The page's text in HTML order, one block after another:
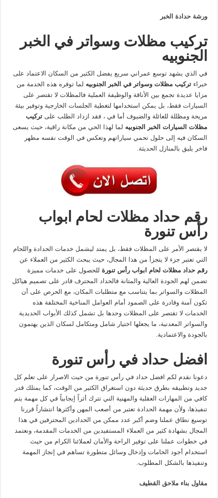
ورشة حدادة الخبر
تركيب مظلات وسواتر في الخبر
الجنوبيه
في الذي يشهد توسع عمراني سريع يفضل الكثير من السكان الاعتماد على
خبراءتركيب مظلات وسواتر في الخبر الجنوبيه لما توفره هذه الخدمة من
مزايا عديدة تجمع بين الأناقة والوظيفة العملية فالمظلات لا تقتصر على
السيارات فقط، بل يمكن استخدامها لتغطية الجلسات الخارجية وتوفير بيئة
مريحة ومظللة للعائلة والضيوف أما في ، فقد ازداد الطلب علىتركيب
مظلات السيارات الخبر الجنوبيه لما لهذا الحي من مكانة راقية، حيث يسعى
السكان فيه إلى حلول تحمي سياراتهم وتعكس في الوقت نفسه مظهر
فاخر يليق بالمنازل الحديثة.
رقم حداد مظلات لحام ابواب
رأس تنورة
لا يقتصر الأمر على المظلات فقط، بل يمتد ليشمل خدمات الحدادة واللحام
التي تعتبر جزء لا يتجزأ من هذا المجال، حيث يبحث الكثير من العملاء عن
رقم حداد مظلات لحام ابواب رأس تنورة للحصول على خدمات مميزة
تضمن لهم الجودة العالية والمتانة فالحداد المحترف قادر على تصميم هياكل
المظلات والسواتر بما يتناسب مع متطلبات المكان، مع الحرص على أن
تكون آمنة وقادرة على الصمود أمام العوامل المناخية المختلفة هذه
الخدمات لا تقتصر على المظلات وحدها بل تشمل كذلك الأبواب الحديدية
والسواتر المعدنية، ما يجعلها اختيار شامل ومتكامل لسكان الذين يهتمون
بالجودة والاعتمادية.
افضل حداد في رأس تنورة
دعونا نقدم لكم افضل حداد في رأس تنورة من حيث الاصرار على تعلم كل
جديد وتطبيقه بطرق حديثة دون استغراق الكثير من الوقت، كما يمتلك قدر
كافي من المهارات العقلية والمهنية التي تترك أثراً إيجابياً في كل مهمة يتم
تنفيذها، ولأن مهمة الحدادة تعتبر من أصعب المهن وأكثرها انتشاراً قررنا
توسيع نطاق عملنا وضم أكبر عدد ممكن من الحدادين المحترفين في هذا
المجال بشهادة كثير من العملاء المستفيدين من الخدمات المقدمة، ونعتمد
في خطوات عملنا على توفير الراحة والأمان لعملائنا الكرام من حيث
استخدام أجود الخامات وإدخال وسائل متطورة تساهم في إنجاز المهمة
وتنفيذها بالشكل المطلوب.
مقاول بناء ملاحق القطيف